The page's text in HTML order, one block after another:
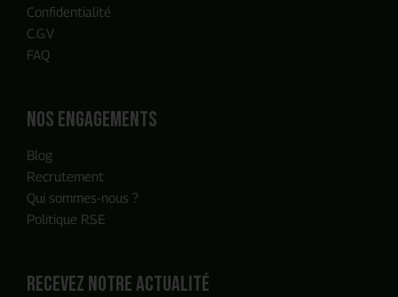
Confidentialité
C.G.V
FAQ
Nos engagements
Blog
Recrutement
Qui sommes-nous ?
Politique RSE
Recevez notre actualité